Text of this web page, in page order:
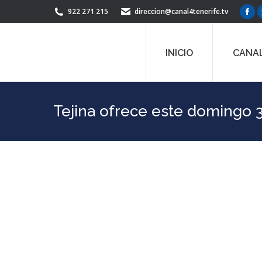
922 271 215 direccion@canal4tenerife.tv
new
INICIO
Tejina ofrece este domingo